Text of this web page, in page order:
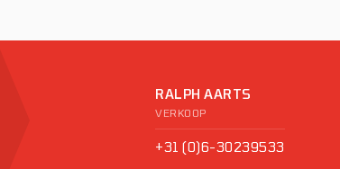
RALPH AARTS
VERKOOP
+31 (0)6-30239533